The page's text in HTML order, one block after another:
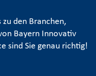
den Branchen,
Bayern Innovativ
sind Sie genau richtig!